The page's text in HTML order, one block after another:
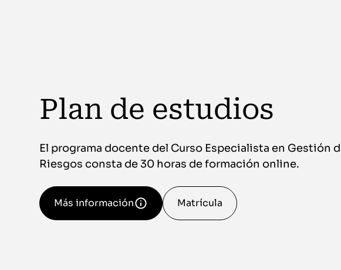
Plan de estudios
El programa docente del Curso Especialista en Gestión
Riesgos consta de 30 horas de formación online.
Más información Matrícula